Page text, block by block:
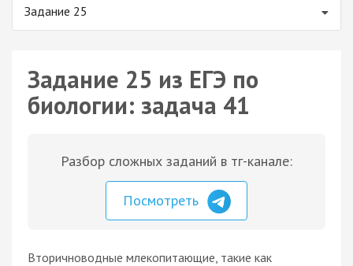
Задание 25
Задание 25 из ЕГЭ по
биологии: задача 41
Разбор сложных заданий в тг-канале:
Посмотреть
Вторичноводные млекопитающие, такие как